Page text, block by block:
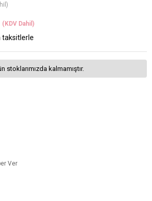
(KDV Dahil)
taksitlerle
stoklarımızda kalmamıştır.
Ver